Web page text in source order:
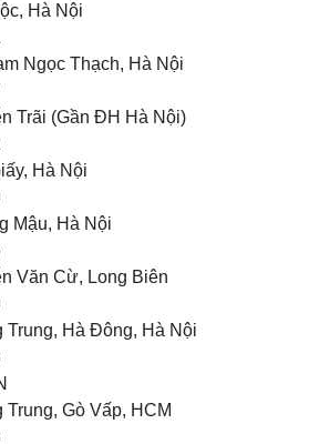
Hà Nội
Ngọc Thạch, Hà Nội
Trãi (Gần ĐH Hà Nội)
Hà Nội
Mậu, Hà Nội
Văn Cừ, Long Biên
Trung, Hà Đông, Hà Nội
Trung, Gò Vấp, HCM